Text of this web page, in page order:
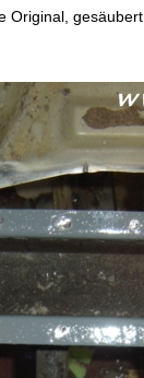
Original, gesäubert.